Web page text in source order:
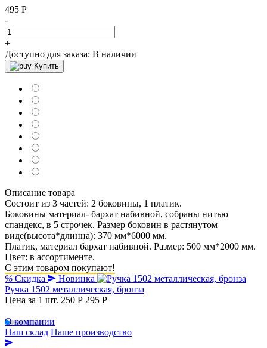
495 Р
-
+
Доступно для заказа: В наличии
Купить
Описание товара
Состоит из 3 частей: 2 боковины, 1 платик.
Боковины материал- бархат набивной, собраны нитью
спандекс, в 5 строчек. Размер боковин в растянутом
виде(высота*длинна): 370 мм*6000 мм.
Платик, материал бархат набивной. Размер: 500 мм*2000 мм.
Цвет: в ассортименте.
С этим товаром покупают!
% Скидка
Новинка
Ручка 1502 металлическая, бронза
Цена за 1 шт. 250 Р 295 P
О компании
Наш склад Наше производство